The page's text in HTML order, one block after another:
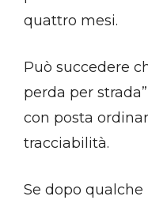
quattro mesi.
Può succedere
perda per
con posta
tracciabilità.
Se dopo qualche